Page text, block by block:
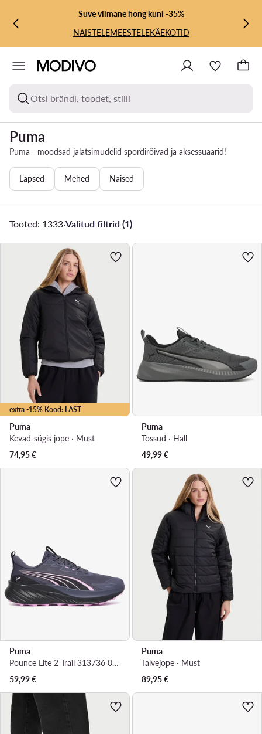
LIIGU PÕHISISU JUURDE
MINE OTSINGUSSESuve viimane hõng kuni -35%
NAISTELEMEESTELEKÄEKOTID
Otsi brändi, toodet, stiili
Puma
Puma - moodsad jalatsimudelid spordirõivad ja aksessuaarid!
Lapsed Mehed Naised
Tooted: 1333·Valitud filtrid (1)
extra -15% Kood: LAST
Puma
Kevad-sügis jope · Must
74,95€
Puma
Tossud · Hall
49,99€
Puma
Pounce Lite 2 Trail 313736 05 · Jooksujalatsid
59,99€
Puma
Talvejope · Must
89,95€